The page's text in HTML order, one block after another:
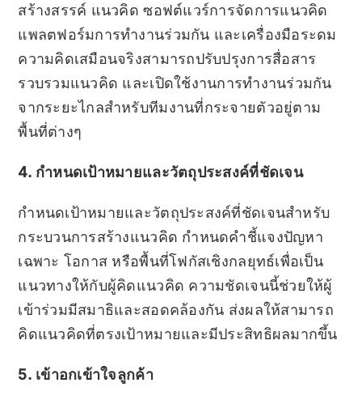
สร้างสรรค์ แนวคิด ซอฟต์แวร์การจัดการแนวคิด
แพลตฟอร์มการทำงานร่วมกัน และเครื่องมือระดม
ความคิดเสมือนจริงสามารถปรับปรุงการสื่อสาร
รวบรวมแนวคิด และเปิดใช้งานการทำงานร่วมกัน
จากระยะไกลสำหรับทีมงานที่กระจายตัวอยู่ตาม
พื้นที่ต่างๆ
4. กำหนดเป้าหมายและวัตถุประสงค์ที่ชัดเจน
กำหนดเป้าหมายและวัตถุประสงค์ที่ชัดเจนสำหรับ
กระบวนการสร้างแนวคิด กำหนดคำชี้แจงปัญหา
เฉพาะ โอกาส หรือพื้นที่โฟกัสเชิงกลยุทธ์เพื่อเป็น
แนวทางให้กับผู้คิดแนวคิด ความชัดเจนนี้ช่วยให้ผู้
เข้าร่วมมีสมาธิและสอดคล้องกัน ส่งผลให้สามารถ
คิดแนวคิดที่ตรงเป้าหมายและมีประสิทธิผลมากขึ้น
5. เข้าอกเข้าใจลูกค้า